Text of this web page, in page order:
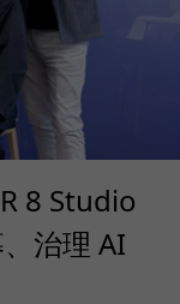
8 Studio
治理 AI